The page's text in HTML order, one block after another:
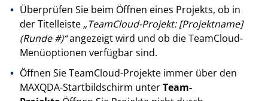
Überprüfen Sie beim Öffnen eines Projekts, ob in
der Titelleiste „TeamCloud-Projekt: [Projektname]
(Runde #)“angezeigt wird und ob die TeamCloud-
Menüoptionen verfügbar sind.
Öffnen Sie TeamCloud-Projekte immer über den
MAXQDA-Startbildschirm unterTeam-